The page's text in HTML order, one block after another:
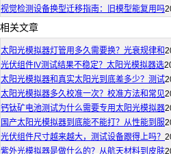
视觉检测设备换型迁移指南：旧模型能复用吗
相关文章
太阳光模拟器灯管用多久需要换？光衰规律和
光伏组件IV测试结果不稳定？太阳光模拟器选
太阳光模拟器和真实太阳光到底差多少？测试
太阳光模拟器多久校准一次？校准方法和常见
钙钛矿电池测试为什么需要专用太阳光模拟器
国产太阳光模拟器到底能不能打？从性能到服
光伏组件尺寸越来越大，测试设备跟得上吗？
紫外光模拟器是做什么的？从航天材料到皮肤